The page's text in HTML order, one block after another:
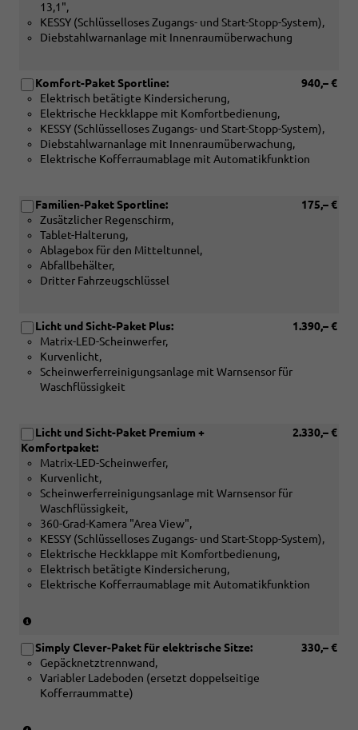
13,1",
KESSY (Schlüsselloses Zugangs- und Start-Stopp-System),
Diebstahlwarnanlage mit Innenraumüberwachung
940,– €
Komfort-Paket Sportline:
Elektrisch betätigte Kindersicherung,
Elektrische Heckklappe mit Komfortbedienung,
KESSY (Schlüsselloses Zugangs- und Start-Stopp-System),
Diebstahlwarnanlage mit Innenraumüberwachung,
Elektrische Kofferraumablage mit Automatikfunktion
175,– €
Familien-Paket Sportline:
Zusätzlicher Regenschirm,
Tablet-Halterung,
Ablagebox für den Mitteltunnel,
Abfallbehälter,
Dritter Fahrzeugschlüssel
1.390,– €
Licht und Sicht-Paket Plus:
Matrix-LED-Scheinwerfer,
Kurvenlicht,
Scheinwerferreinigungsanlage mit Warnsensor für
Waschflüssigkeit
2.330,– €
Licht und Sicht-Paket Premium +
Komfortpaket:
Matrix-LED-Scheinwerfer,
Kurvenlicht,
Scheinwerferreinigungsanlage mit Warnsensor für
Waschflüssigkeit,
360-Grad-Kamera "Area View",
KESSY (Schlüsselloses Zugangs- und Start-Stopp-System),
Elektrische Heckklappe mit Komfortbedienung,
Elektrisch betätigte Kindersicherung,
Elektrische Kofferraumablage mit Automatikfunktion
Verbindung
mit:
[PTB]
Infotainment-
330,– €
Simply Clever-Paket für elektrische Sitze:
Gepäcknetztrennwand,
Variabler Ladeboden (ersetzt doppelseitige
Kofferraummatte)